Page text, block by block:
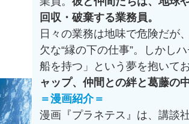
回収・破棄する業務員。
日々の業務は地味で危険だが
欠な“縁の下の仕事”。しかし
船を持つ」という夢を抱いてお
ャップ、仲間との絆と葛藤の
＝漫画紹介＝
漫画『プラネテス』は、講談